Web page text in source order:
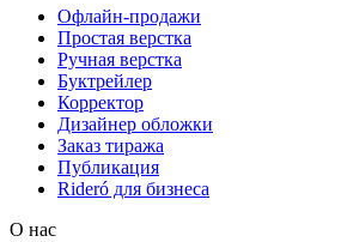
Офлайн-продажи
Простая верстка
Ручная верстка
Буктрейлер
Корректор
Дизайнер обложки
Заказ тиража
Публикация
Rideró для бизнеса
О нас